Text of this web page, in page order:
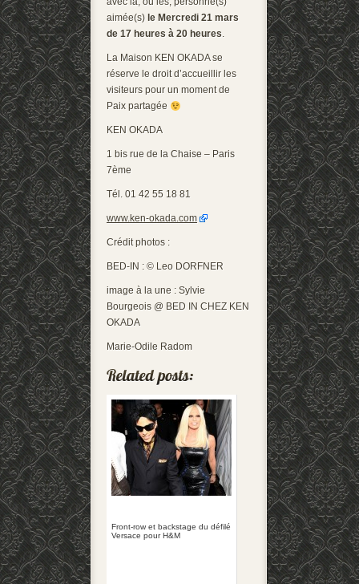
aimée(s) le Mercredi 21 mars
de 17 heures à 20 heures.
La Maison KEN OKADA se
réserve le droit d’accueillir les
visiteurs pour un moment de
Paix partagée
KEN OKADA
1 bis rue de la Chaise – Paris
7ème
Tél. 01 42 55 18 81
www.ken-okada.com
Crédit photos :
BED-IN : © Leo DORFNER
image à la une : Sylvie
Bourgeois @ BED IN CHEZ KEN
OKADA
Marie-Odile Radom
Front-row et backstage du défilé
Versace pour H&M